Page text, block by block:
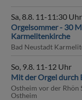
Sa, 8.8. 11-11:30 Uhr
Orgelsommer - 30
Karmelitenkirche
Bad Neustadt
So, 9.8. 11-12 Uhr
Mit der Orgel durch
Ostheim vor der Rhön
Ostheim